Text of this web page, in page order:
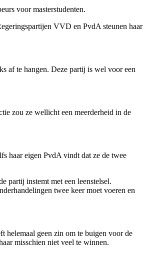
voor masterstudenten.
VVD en PvdA steunen haar
af te hangen. Deze partij is wel voor een
zou ze wellicht een meerderheid in de
haar eigen PvdA vindt dat ze de twee
partij instemt met een leenstelsel.
twee keer moet voeren en
helemaal geen zin om te buigen voor de
misschien niet veel te winnen.